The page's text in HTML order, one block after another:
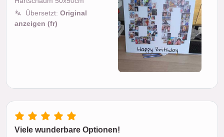
Übersetzt: Original
anzeigen (fr)
Viele wunderbare Optionen!